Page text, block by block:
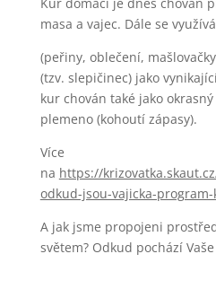
masa a vajec. Dále se
(peřiny, oblečení,
(tzv. slepičinec) jako
kur chován také jako
plemeno (kohoutí zápasy).
Více
na https://
odkud-jsou-vajicka-program-
A jak jsme propojeni
světem? Odkud pochází